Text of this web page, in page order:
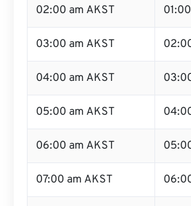
02:00 am AKST
03:00 am AKST
04:00 am AKST
05:00 am AKST
06:00 am AKST
07:00 am AKST